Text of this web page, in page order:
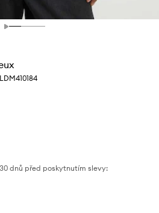
dnů před poskytnutím slevy: